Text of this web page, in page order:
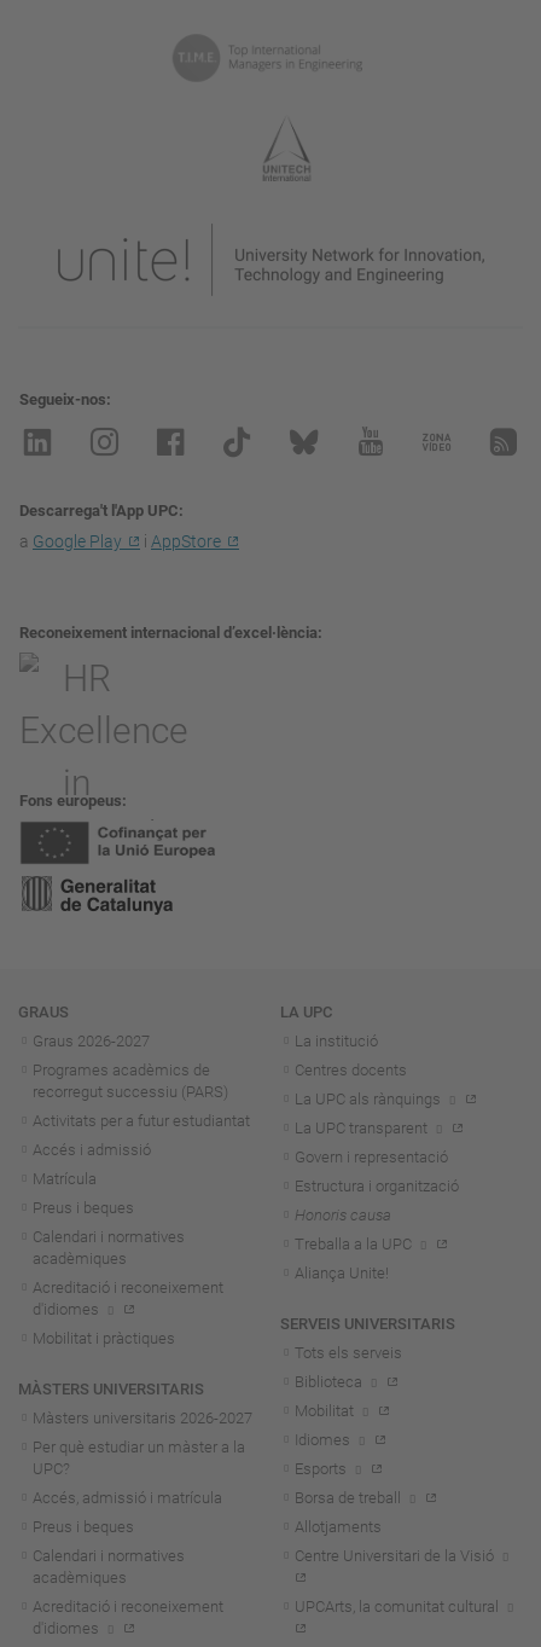
Segueix-nos
Descarrega't l'App UPC
a Google Play i AppStore
Reconeixement internacional d’excel·lència
Fons europeus
Navegació
GRAUS
Graus 2026-2027
Programes acadèmics de
recorregut successiu (PARS)
Activitats per a futur estudiantat
Accés i admissió
Matrícula
Preus i beques
Calendari i normatives
acadèmiques
Acreditació i reconeixement
d'idiomes
Mobilitat i pràctiques
MÀSTERS UNIVERSITARIS
Màsters universitaris 2026-2027
Per què estudiar un màster a la
UPC?
Accés, admissió i matrícula
Preus i beques
Calendari i normatives
acadèmiques
Acreditació i reconeixement
d'idiomes
LA UPC
La institució
Centres docents
La UPC als rànquings
La UPC transparent
Govern i representació
Estructura i organització
Honoris causa
Treballa a la UPC
Aliança Unite!
SERVEIS UNIVERSITARIS
Tots els serveis
Biblioteca
Mobilitat
Idiomes
Esports
Borsa de treball
Allotjaments
Centre Universitari de la Visió
UPCArts, la comunitat cultural